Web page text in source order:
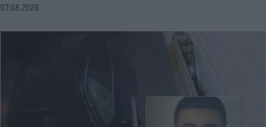
07.08.2026